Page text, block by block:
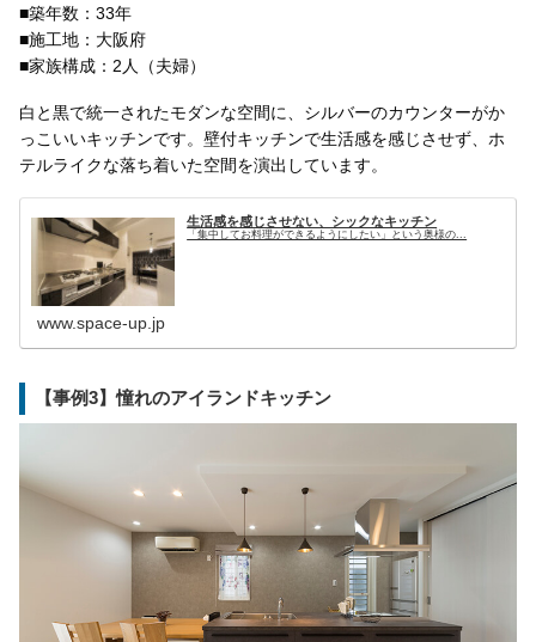
■築年数：33年
■施工地：大阪府
■家族構成：2人（夫婦）
白と黒で統一されたモダンな空間に、シルバーのカウンターがか
っこいいキッチンです。壁付キッチンで生活感を感じさせず、ホ
テルライクな落ち着いた空間を演出しています。
生活感を感じさせない、シックなキッチン
「集中してお料理ができるようにしたい」という奥様の...
www.space-up.jp
【事例3】憧れのアイランドキッチン